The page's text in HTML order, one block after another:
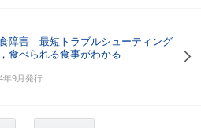
障害 最短トラブルシューティング
食べられる食事がわかる
年9月発行